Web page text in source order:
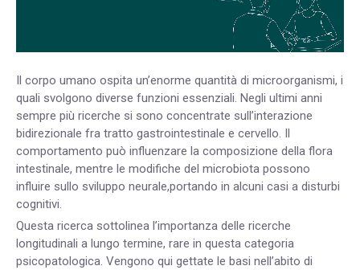
Il corpo umano ospita un’enorme quantità di microorganismi, i
quali svolgono diverse funzioni essenziali. Negli ultimi anni
sempre più ricerche si sono concentrate sull’interazione
bidirezionale fra tratto gastrointestinale e cervello. Il
comportamento può influenzare la composizione della flora
intestinale, mentre le modifiche del microbiota possono
influire sullo sviluppo neurale,portando in alcuni casi a disturbi
cognitivi.
Questa ricerca sottolinea l’importanza delle ricerche
longitudinali a lungo termine, rare in questa categoria
psicopatologica. Vengono qui gettate le basi nell’abito di